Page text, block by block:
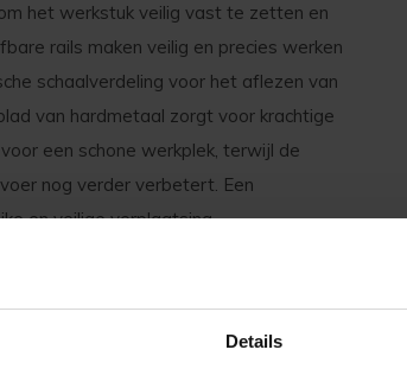
Details
het werkstuk veilig vast te zetten en
rails maken veilig en precies werken
schaalverdeling voor het aflezen van
van hardmetaal zorgt voor krachtige
een schone werkplek, terwijl de
nog verder verbetert. Een
en veilige verplaatsing.